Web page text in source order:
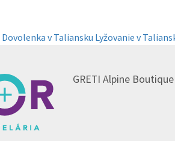
Dovolenka v Taliansku Lyžovanie v
GRETI Alpine